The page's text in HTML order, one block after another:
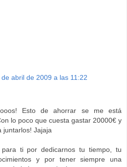
de abril de 2009 a las 11:22
Esto de ahorrar se me está
lo poco que cuesta gastar 20000€ y
juntarlos! Jajaja
ti por dedicarnos tu tiempo, tu
y por tener siempre una